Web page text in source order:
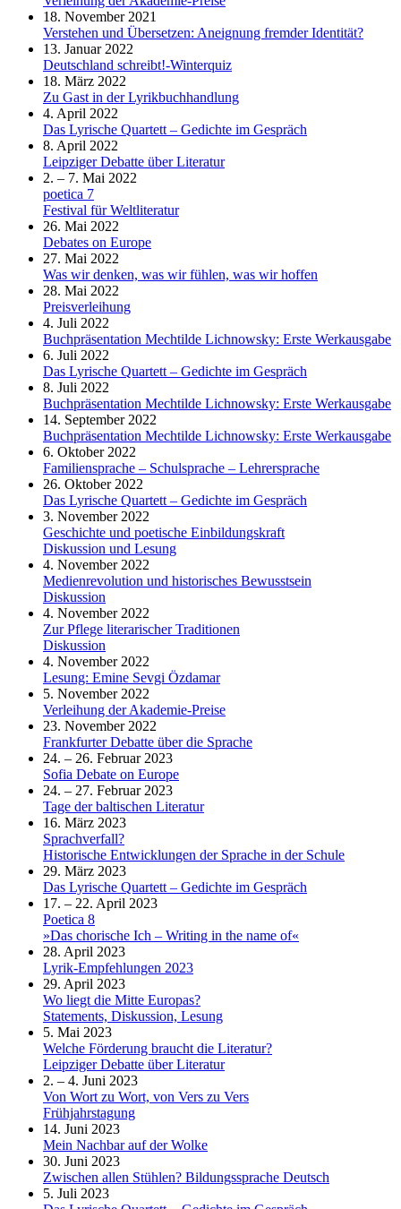
18. November 2021
Verstehen und Übersetzen: Aneignung fremder Identität?
13. Januar 2022
Deutschland schreibt!-Winterquiz
18. März 2022
Zu Gast in der Lyrikbuchhandlung
4. April 2022
Das Lyrische Quartett – Gedichte im Gespräch
8. April 2022
Leipziger Debatte über Literatur
2. – 7. Mai 2022
poetica 7
Festival für Weltliteratur
26. Mai 2022
Debates on Europe
27. Mai 2022
Was wir denken, was wir fühlen, was wir hoffen
28. Mai 2022
Preisverleihung
4. Juli 2022
Buchpräsentation Mechtilde Lichnowsky: Erste Werkausgabe
6. Juli 2022
Das Lyrische Quartett – Gedichte im Gespräch
8. Juli 2022
Buchpräsentation Mechtilde Lichnowsky: Erste Werkausgabe
14. September 2022
Buchpräsentation Mechtilde Lichnowsky: Erste Werkausgabe
6. Oktober 2022
Familiensprache – Schulsprache – Lehrersprache
26. Oktober 2022
Das Lyrische Quartett – Gedichte im Gespräch
3. November 2022
Geschichte und poetische Einbildungskraft
Diskussion und Lesung
4. November 2022
Medienrevolution und historisches Bewusstsein
Diskussion
4. November 2022
Zur Pflege literarischer Traditionen
Diskussion
4. November 2022
Lesung: Emine Sevgi Özdamar
5. November 2022
Verleihung der Akademie-Preise
23. November 2022
Frankfurter Debatte über die Sprache
24. – 26. Februar 2023
Sofia Debate on Europe
24. – 27. Februar 2023
Tage der baltischen Literatur
16. März 2023
Sprachverfall?
Historische Entwicklungen der Sprache in der Schule
29. März 2023
Das Lyrische Quartett – Gedichte im Gespräch
17. – 22. April 2023
Poetica 8
»Das chorische Ich – Writing in the name of«
28. April 2023
Lyrik-Empfehlungen 2023
29. April 2023
Wo liegt die Mitte Europas?
Statements, Diskussion, Lesung
5. Mai 2023
Welche Förderung braucht die Literatur?
Leipziger Debatte über Literatur
2. – 4. Juni 2023
Von Wort zu Wort, von Vers zu Vers
Frühjahrstagung
14. Juni 2023
Mein Nachbar auf der Wolke
30. Juni 2023
Zwischen allen Stühlen? Bildungssprache Deutsch
5. Juli 2023